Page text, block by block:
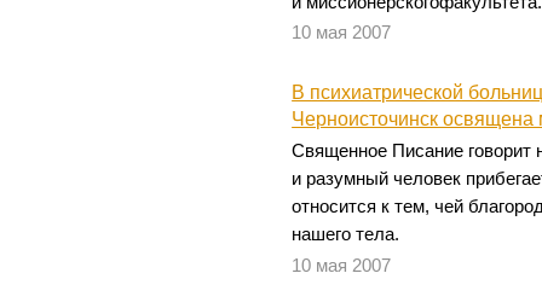
10 мая 2007
В психиатрической
Черноисточинск освящена
Священное Писание говорит
и разумный человек
относится к тем, чей
нашего тела.
10 мая 2007